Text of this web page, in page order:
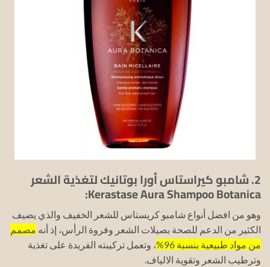
2. شامبو كيراستاس أورا بوتانيك لتغذية الشعر
Kerastase Aura Shampoo Botanica:
وهو من افضل أنواع شامبو كريستاس للشعر الخفيف والذي يضيف
الكثير من الدعم للصحة بصيلات الشعر وفروة الرأس، إذ أنه مصمم
من مواد طبيعية بنسبة 96%
، وتعمل تركيبته الفريدة على تغذية
وترطيب الشعر وتقوية الالياف.